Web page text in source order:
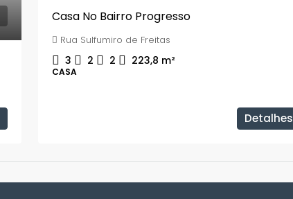
Casa No Bairro Progresso
Rua Sulfumiro de Freitas
3 2 2 223,8 m²
CASA
Detalhes